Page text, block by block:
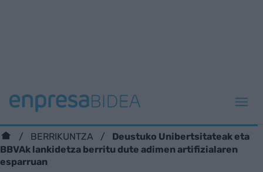
BERRIKUNTZA
Deustuko Unibertsitateak eta
BBVAk lankidetza berritu dute adimen artifizialaren
esparruan